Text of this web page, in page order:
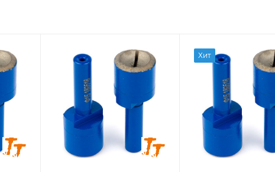
Геометрия
заточки
Диаметр заточки,
Стандарт
хвостовика
SANDVIK
Хит
Геометрия
заточки
баллистика
Диаметр заточки,
Стандарт
хвостовика
SANDVIK